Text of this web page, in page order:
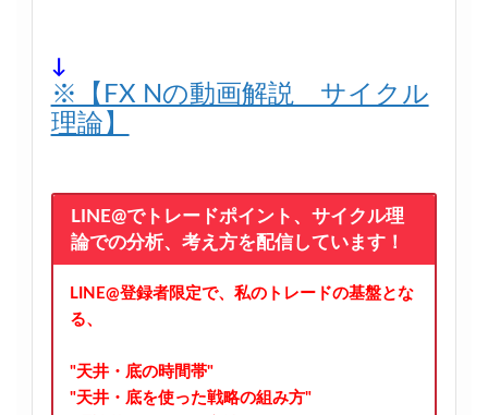
↓
※【FX Nの動画解説 サイクル
理論】
LINE@でトレードポイント、サイクル理
論での分析、考え方を配信しています！
LINE@登録者限定で、私のトレードの基盤とな
る、
"天井・底の時間帯"
"天井・底を使った戦略の組み方"